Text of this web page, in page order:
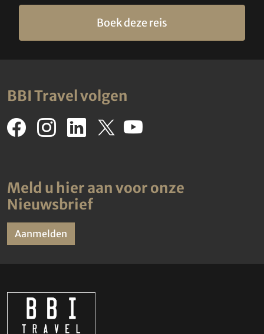
Boek deze reis
BBI Travel volgen
Meld u hier aan voor onze
Nieuwsbrief
Aanmelden